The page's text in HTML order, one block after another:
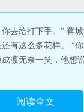
去给打下手。” 蒋
有这么多花样。 “
凛无奈一笑，他
阅读全文